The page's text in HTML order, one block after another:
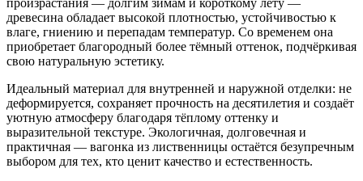
произрастания — долгим зимам и короткому лету —
древесина обладает высокой плотностью, устойчивостью к
влаге, гниению и перепадам температур. Со временем она
приобретает благородный более тёмный оттенок, подчёркивая
свою натуральную эстетику.
Идеальный материал для внутренней и наружной отделки: не
деформируется, сохраняет прочность на десятилетия и создаёт
уютную атмосферу благодаря тёплому оттенку и
выразительной текстуре. Экологичная, долговечная и
практичная — вагонка из лиственницы остаётся безупречным
выбором для тех, кто ценит качество и естественность.